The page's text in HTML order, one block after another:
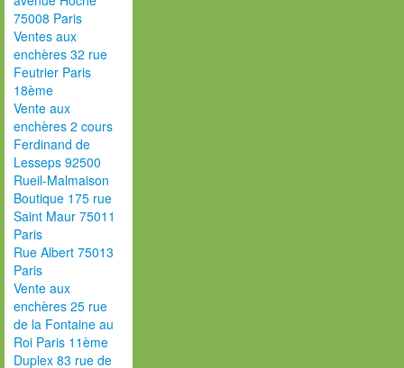
75008 Paris
Ventes aux
enchères 32 rue
Feutrier Paris
18ème
Vente aux
enchères 2 cours
Ferdinand de
Lesseps 92500
Rueil-Malmaison
Boutique 175 rue
Saint Maur 75011
Paris
Rue Albert 75013
Paris
Vente aux
enchères 25 rue
de la Fontaine au
Roi Paris 11ème
Duplex 83 rue de